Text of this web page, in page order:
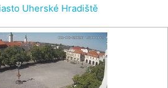
Uherské Hradiště